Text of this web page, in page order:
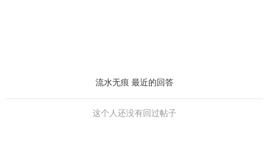
流水无痕 最近的回答
这个人还没有回过帖子